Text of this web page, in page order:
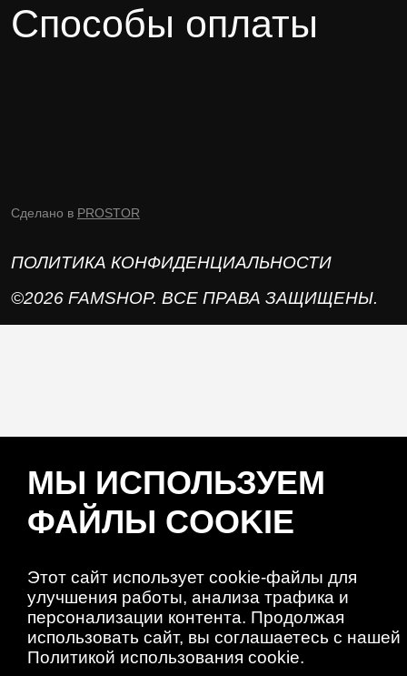
Способы оплаты
Сделано в PROSTOR
ПОЛИТИКА КОНФИДЕНЦИАЛЬНОСТИ
©2026 FAMSHOP. ВСЕ ПРАВА ЗАЩИЩЕНЫ.
МЫ ИСПОЛЬЗУЕМ
ФАЙЛЫ COOKIE
Этот сайт использует cookie-файлы для
улучшения работы, анализа трафика и
персонализации контента. Продолжая
использовать сайт, вы соглашаетесь с нашей
Политикой использования cookie.